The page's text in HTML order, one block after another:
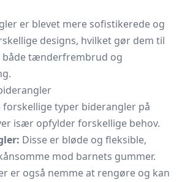
er blevet mere sofistikerede og
designs, hvilket gør dem til
tænderfrembrud og
forskellige typer biderangler på
især opfylder forskellige behov.
Disse er bløde og fleksible,
mod barnets gummer.
er også nemme at rengøre og kan